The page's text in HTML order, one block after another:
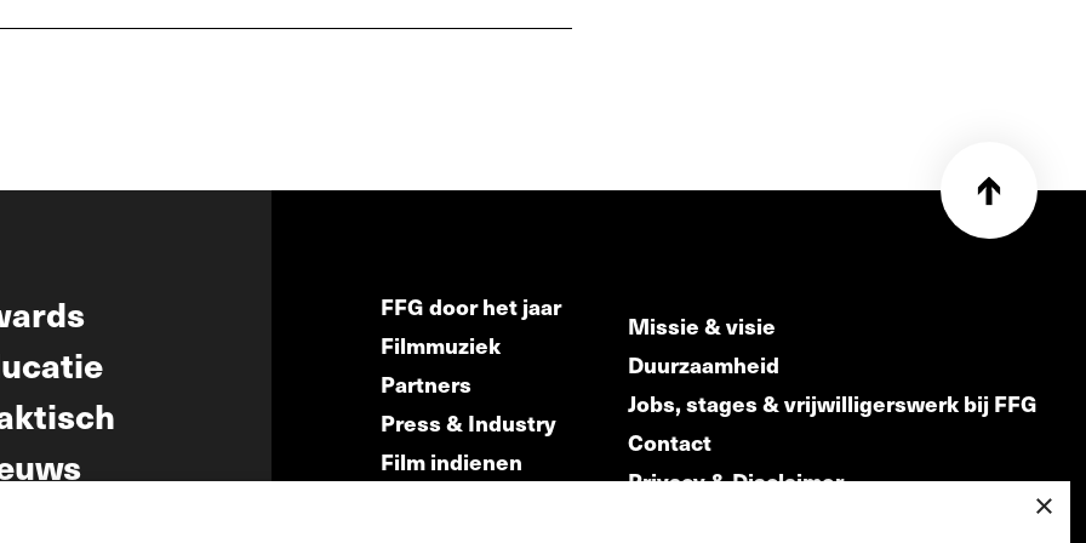
FFG door het jaar
Filmmuziek
Partners
Press & Industry
Film indienen
Missie & visie
Duurzaamheid
Jobs, stages & vrijwilligerswerk bij FFG
Contact
Privacy & Disclaimer
×